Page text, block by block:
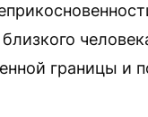
границы и